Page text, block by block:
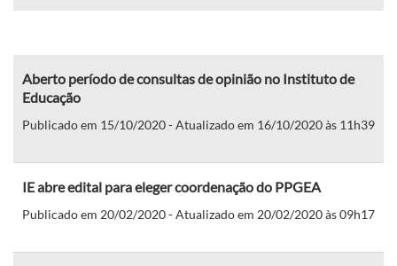
Aberto período de consultas de opinião no Instituto de
Educação
Publicado em 15/10/2020 - Atualizado em 16/10/2020 às 11h39
IE abre edital para eleger coordenação do PPGEA
Publicado em 20/02/2020 - Atualizado em 20/02/2020 às 09h17